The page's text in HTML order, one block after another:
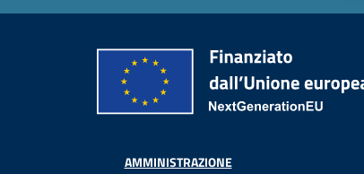
AMMINISTRAZIONE